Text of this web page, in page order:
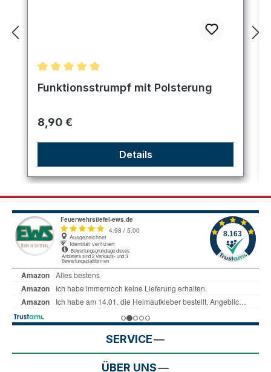
Durchschnittliche Bewertung von 5 von 5 Sternen
Funktionsstrumpf mit Polsterung
Regulärer Preis:
8,90 €
Details
SERVICE
ÜBER UNS